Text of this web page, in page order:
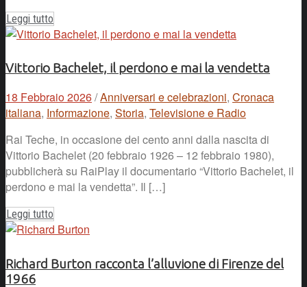
Leggi tutto
Vittorio Bachelet, il perdono e mai la vendetta
18 Febbraio 2026/Anniversari e celebrazioni, Cronaca
italiana, Informazione, Storia, Televisione e Radio
Rai Teche, in occasione dei cento anni dalla nascita di
Vittorio Bachelet (20 febbraio 1926 – 12 febbraio 1980),
pubblicherà su RaiPlay il documentario “Vittorio Bachelet, il
perdono e mai la vendetta”. Il […]
Leggi tutto
Richard Burton racconta l’alluvione di Firenze del
1966